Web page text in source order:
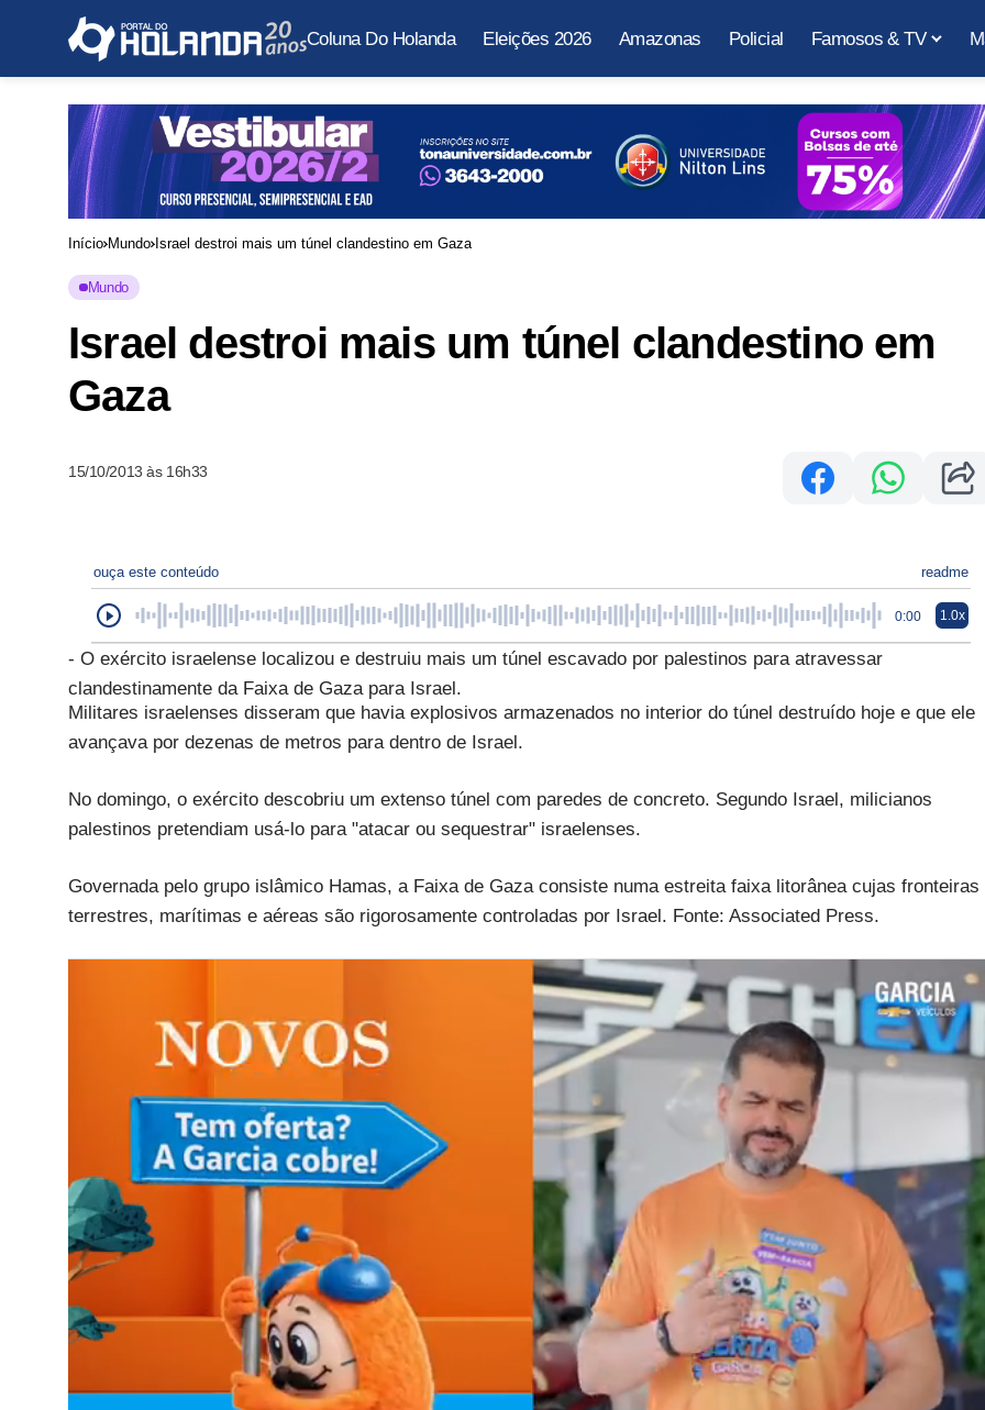
Coluna Do Holanda Eleições 2026 Amazonas Policial Famosos & TV
Início Mundo Israel destroi mais um túnel clandestino em Gaza
Mundo
Israel destroi mais um túnel clandestino em
Gaza
15/10/2013 às 16h33
ouça este conteúdo readme
0:00 1.0x
- O exército israelense localizou e destruiu mais um túnel escavado por palestinos para atravessar
clandestinamente da Faixa de Gaza para Israel.
Militares israelenses disseram que havia explosivos armazenados no interior do túnel destruído hoje e que ele
avançava por dezenas de metros para dentro de Israel.
No domingo, o exército descobriu um extenso túnel com paredes de concreto. Segundo Israel, milicianos
palestinos pretendiam usá-lo para "atacar ou sequestrar" israelenses.
Governada pelo grupo islâmico Hamas, a Faixa de Gaza consiste numa estreita faixa litorânea cujas fronteiras
terrestres, marítimas e aéreas são rigorosamente controladas por Israel. Fonte: Associated Press.